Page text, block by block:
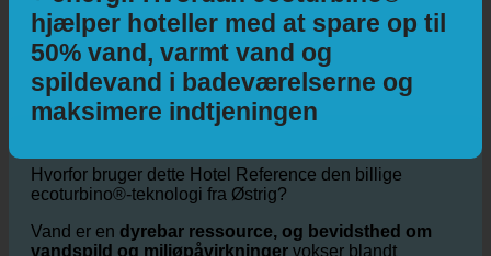
Bæredygtighed for hoteller og vand
+ energi: Hvordan ecoturbino®
hjælper hoteller med at spare op til
50% vand, varmt vand og
spildevand i badeværelserne og
maksimere indtjeningen
Hvorfor bruger dette Hotel Reference den billige
ecoturbino®-teknologi fra Østrig?